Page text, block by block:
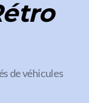
de véhicules